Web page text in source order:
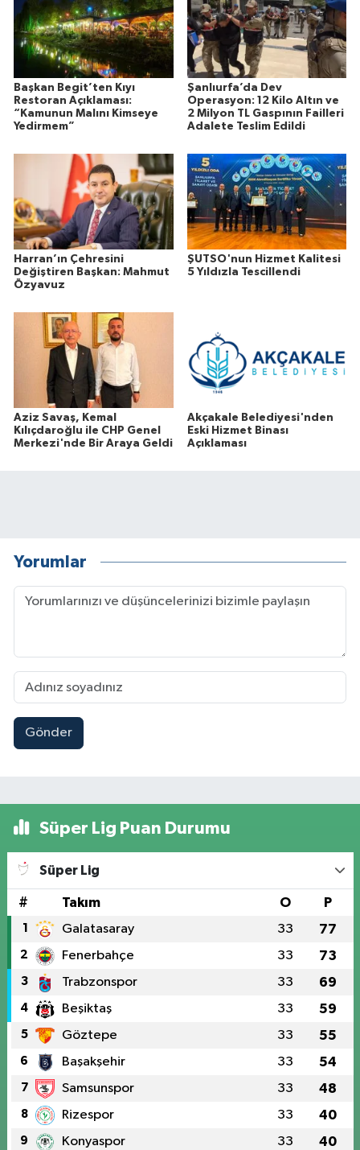
Başkan Begit’ten Kıyı
Restoran Açıklaması:
“Kamunun Malını Kimseye
Yedirmem”
Şanlıurfa’da Dev
Operasyon: 12 Kilo Altın ve
2 Milyon TL Gaspının Failleri
Adalete Teslim Edildi
Harran’ın Çehresini
Değiştiren Başkan: Mahmut
Özyavuz
ŞUTSO'nun Hizmet Kalitesi
5 Yıldızla Tescillendi
Aziz Savaş, Kemal
Kılıçdaroğlu ile CHP Genel
Merkezi'nde Bir Araya Geldi
Akçakale Belediyesi'nden
Eski Hizmet Binası
Açıklaması
Yorumlar
Gönder
Süper Lig Puan Durumu
Süper Lig
# Takım O P
1 Galatasaray 33 77
2 Fenerbahçe 33 73
3 Trabzonspor 33 69
4 Beşiktaş 33 59
5 Göztepe 33 55
6 Başakşehir 33 54
7 Samsunspor 33 48
8 Rizespor 33 40
9 Konyaspor 33 40